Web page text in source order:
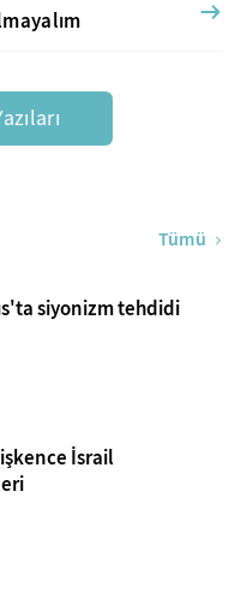
Tümü
siyonizm tehdidi
İsrail